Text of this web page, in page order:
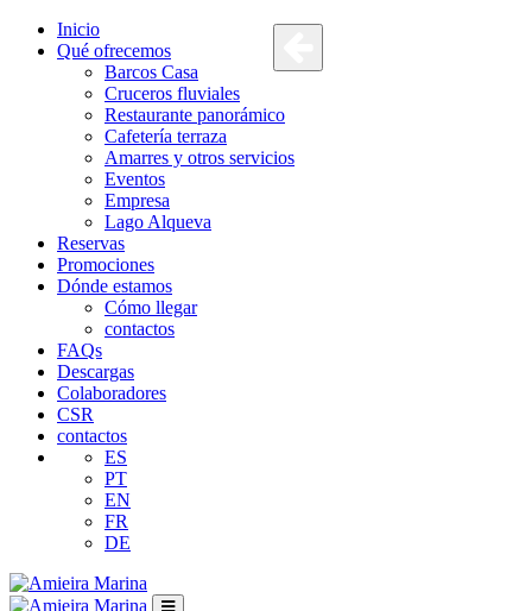
Inicio
Qué ofrecemos
Barcos Casa
Cruceros fluviales
Restaurante panorámico
Cafetería terraza
Amarres y otros servicios
Eventos
Empresa
Lago Alqueva
Reservas
Promociones
Dónde estamos
Cómo llegar
contactos
FAQs
Descargas
Colaboradores
CSR
contactos
ES
PT
EN
FR
DE